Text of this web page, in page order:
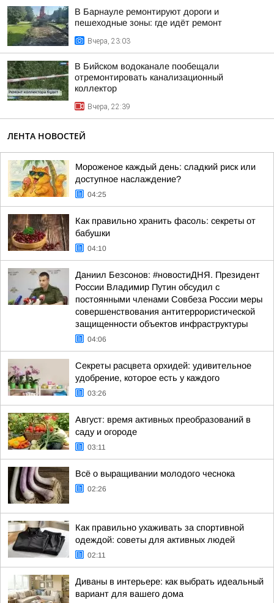
В Барнауле ремонтируют дороги и
пешеходные зоны: где идёт ремонт
Вчера, 23:03
В Бийском водоканале пообещали
отремонтировать канализационный
коллектор
Вчера, 22:39
ЛЕНТА НОВОСТЕЙ
Мороженое каждый день: сладкий риск или
доступное наслаждение?
04:25
Как правильно хранить фасоль: секреты от
бабушки
04:10
Даниил Безсонов: #новостиДНЯ. Президент
России Владимир Путин обсудил с
постоянными членами Совбеза России меры
совершенствования антитеррористической
защищенности объектов инфраструктуры
04:06
Секреты расцвета орхидей: удивительное
удобрение, которое есть у каждого
03:26
Август: время активных преобразований в
саду и огороде
03:11
Всё о выращивании молодого чеснока
02:26
Как правильно ухаживать за спортивной
одеждой: советы для активных людей
02:11
Диваны в интерьере: как выбрать идеальный
вариант для вашего дома